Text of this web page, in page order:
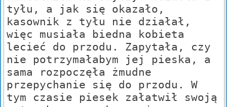
tyłu, a jak się okazało,
kasownik z tyłu nie działał,
więc musiała biedna kobieta
lecieć do przodu. Zapytała, czy
nie potrzymałabym jej pieska, a
sama rozpoczęła żmudne
przepychanie się do przodu. W
tym czasie piesek załatwił swoją